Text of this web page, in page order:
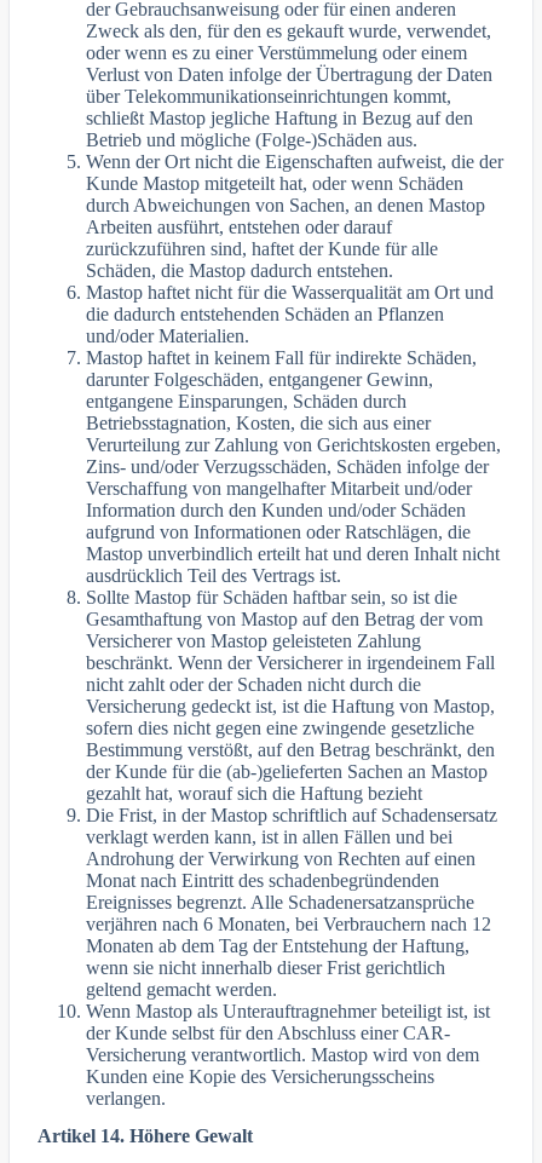
der Gebrauchsanweisung oder für einen anderen
Zweck als den, für den es gekauft wurde, verwendet,
oder wenn es zu einer Verstümmelung oder einem
Verlust von Daten infolge der Übertragung der Daten
über Telekommunikationseinrichtungen kommt,
schließt Mastop jegliche Haftung in Bezug auf den
Betrieb und mögliche (Folge-)Schäden aus.
Wenn der Ort nicht die Eigenschaften aufweist, die der
Kunde Mastop mitgeteilt hat, oder wenn Schäden
durch Abweichungen von Sachen, an denen Mastop
Arbeiten ausführt, entstehen oder darauf
zurückzuführen sind, haftet der Kunde für alle
Schäden, die Mastop dadurch entstehen.
Mastop haftet nicht für die Wasserqualität am Ort und
die dadurch entstehenden Schäden an Pflanzen
und/oder Materialien.
Mastop haftet in keinem Fall für indirekte Schäden,
darunter Folgeschäden, entgangener Gewinn,
entgangene Einsparungen, Schäden durch
Betriebsstagnation, Kosten, die sich aus einer
Verurteilung zur Zahlung von Gerichtskosten ergeben,
Zins- und/oder Verzugsschäden, Schäden infolge der
Verschaffung von mangelhafter Mitarbeit und/oder
Information durch den Kunden und/oder Schäden
aufgrund von Informationen oder Ratschlägen, die
Mastop unverbindlich erteilt hat und deren Inhalt nicht
ausdrücklich Teil des Vertrags ist.
Sollte Mastop für Schäden haftbar sein, so ist die
Gesamthaftung von Mastop auf den Betrag der vom
Versicherer von Mastop geleisteten Zahlung
beschränkt. Wenn der Versicherer in irgendeinem Fall
nicht zahlt oder der Schaden nicht durch die
Versicherung gedeckt ist, ist die Haftung von Mastop,
sofern dies nicht gegen eine zwingende gesetzliche
Bestimmung verstößt, auf den Betrag beschränkt, den
der Kunde für die (ab-)gelieferten Sachen an Mastop
gezahlt hat, worauf sich die Haftung bezieht
Die Frist, in der Mastop schriftlich auf Schadensersatz
verklagt werden kann, ist in allen Fällen und bei
Androhung der Verwirkung von Rechten auf einen
Monat nach Eintritt des schadenbegründenden
Ereignisses begrenzt. Alle Schadenersatzansprüche
verjähren nach 6 Monaten, bei Verbrauchern nach 12
Monaten ab dem Tag der Entstehung der Haftung,
wenn sie nicht innerhalb dieser Frist gerichtlich
geltend gemacht werden.
Wenn Mastop als Unterauftragnehmer beteiligt ist, ist
der Kunde selbst für den Abschluss einer CAR-
Versicherung verantwortlich. Mastop wird von dem
Kunden eine Kopie des Versicherungsscheins
verlangen.
Artikel 14. Höhere Gewalt